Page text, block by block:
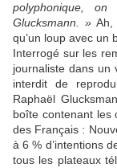
polyphonique,
Glucksmann. »Ah,
qu’un loup avec un
Interrogé sur les
journaliste dans un
interdit de
Raphaël
boîte contenant les
des Français :
à 6 % d’intentions
tous les plateaux